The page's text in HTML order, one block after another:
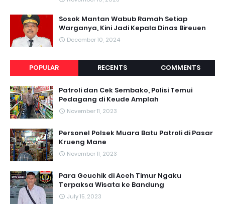
Sosok Mantan Wabub Ramah Setiap
Warganya, Kini Jadi Kepala Dinas Bireuen
December 10, 2024
POPULAR RECENTS COMMENTS
Patroli dan Cek Sembako, Polisi Temui
Pedagang di Keude Amplah
November 11, 2023
Personel Polsek Muara Batu Patroli di Pasar
Krueng Mane
November 11, 2023
Para Geuchik di Aceh Timur Ngaku
Terpaksa Wisata ke Bandung
July 15, 2023